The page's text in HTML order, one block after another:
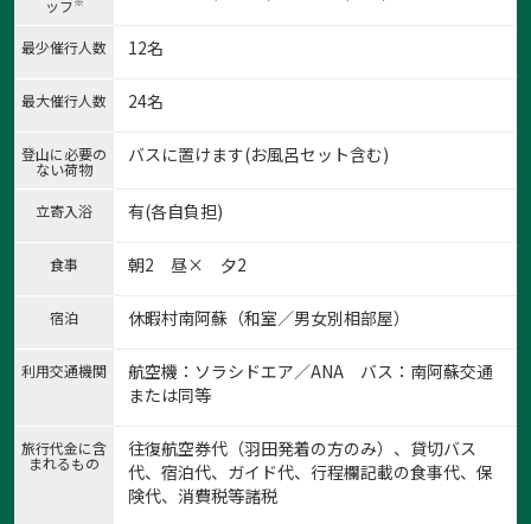
ッフ
最少催行人数 12名
最大催行人数 24名
登山に必要の
ない荷物
バスに置けます(お風呂セット含む)
立寄入浴 有(各自負担)
食事 朝2 昼× 夕2
宿泊 休暇村南阿蘇（和室／男女別相部屋）
利用交通機関
航空機：ソラシドエア／ANA バス：南阿蘇交通
または同等
旅行代金に含
まれるもの
往復航空券代（羽田発着の方のみ）、貸切バス
代、宿泊代、ガイド代、行程欄記載の食事代、保
険代、消費税等諸税
1:祖母山北谷登山口